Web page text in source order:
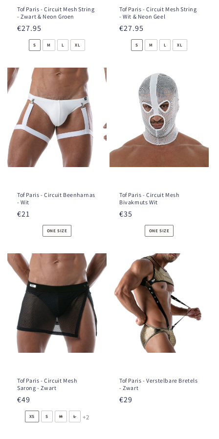
Tof Paris - Circuit Mesh String
- Zwart & Neon Groen
Normale
prijs
€27.95
S M L XL
Tof Paris - Circuit Mesh String
- Wit & Neon Geel
Normale
prijs
€27.95
S M L XL
Tof Paris - Circuit Beenharnas
- Wit
Normale
€21
ONE SIZE
Tof Paris - Circuit Mesh
Bivakmuts Wit
Normale
€35
ONE SIZE
Tof Paris - Circuit Mesh
Sarong - Zwart
Normale
prijs
€49
XS S M L +2
Tof Paris - Verstelbare Bretels
- Zwart
Normale
€29